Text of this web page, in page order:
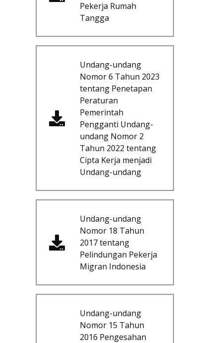
Pekerja Rumah
Tangga
Undang-undang
Nomor 6 Tahun 2023
tentang Penetapan
Peraturan
Pemerintah
Pengganti Undang-
undang Nomor 2
Tahun 2022 tentang
Cipta Kerja menjadi
Undang-undang
Undang-undang
Nomor 18 Tahun
2017 tentang
Pelindungan Pekerja
Migran Indonesia
Undang-undang
Nomor 15 Tahun
2016 Pengesahan